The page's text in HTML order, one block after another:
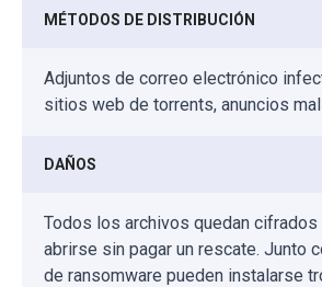
MÉTODOS DE DISTRIBUCIÓN
Adjuntos de correo electrónico
sitios web de torrents, anuncios
DAÑOS
Todos los archivos quedan cifrados
abrirse sin pagar un rescate. Junto
de ransomware pueden instalarse